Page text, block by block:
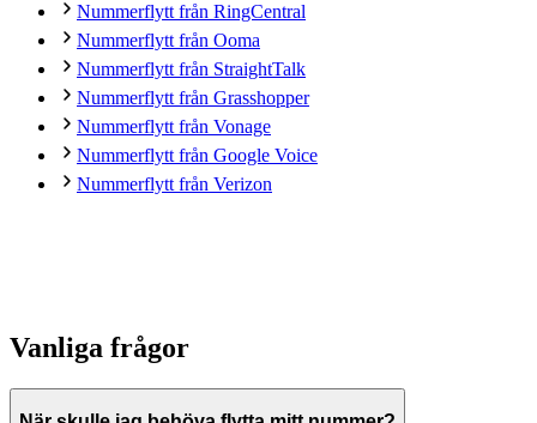
Nummerflytt från RingCentral
Nummerflytt från Ooma
Nummerflytt från StraightTalk
Nummerflytt från Grasshopper
Nummerflytt från Vonage
Nummerflytt från Google Voice
Nummerflytt från Verizon
Vanliga frågor